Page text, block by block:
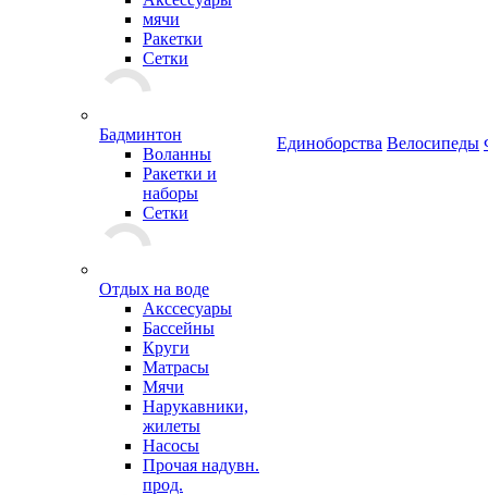
мячи
Ракетки
Сетки
Бадминтон
Воланны
Ракетки и
наборы
Сетки
Отдых на воде
Акссесуары
Бассейны
Круги
Матрасы
Мячи
Нарукавники,
жилеты
Насосы
Прочая надувн.
прод.
Единоборства Велосипеды